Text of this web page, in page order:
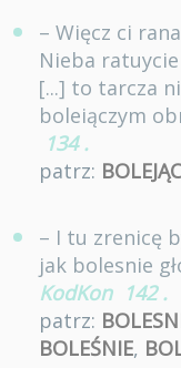
– Więcz ci
Nieba
[...] to tarcza
boleiączym
134 .
patrz:
– I tu zrenicę
jak bolesnie
KodKon 142 .
patrz:
BOLEŚNIE,